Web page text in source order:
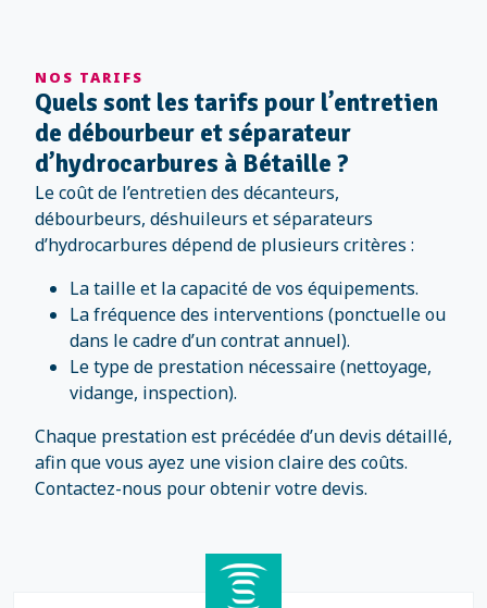
NOS TARIFS
Quels sont les tarifs pour l’entretien
de débourbeur et séparateur
d’hydrocarbures à Bétaille ?
Le coût de l’entretien des décanteurs,
débourbeurs, déshuileurs et séparateurs
d’hydrocarbures dépend de plusieurs critères :
La taille et la capacité de vos équipements.
La fréquence des interventions (ponctuelle ou
dans le cadre d’un contrat annuel).
Le type de prestation nécessaire (nettoyage,
vidange, inspection).
Chaque prestation est précédée d’un devis détaillé,
afin que vous ayez une vision claire des coûts.
Contactez-nous pour obtenir votre devis.